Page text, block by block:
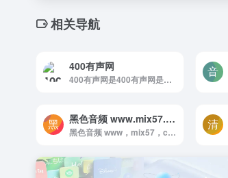
相关导航
400有声网
400有声网是400有声网是一家专业的声音音效分享平台，收集了国内外众多音效素材，拥有庞大的声音资源库和音效库，满足抖音快手短视频平台、个人手机铃声、影视后期、游戏配乐等领域的音频素材...
黑色音频 www.mix57.com 专业包房DJ 舞曲资源下载基地!
黑色音频 www，mix57，com 专业包房DJ 舞曲资源下载基地!官网，打造中国DJ音乐文化，每天同步国内外DJ舞曲，高品质数字音乐在线试听及下载，全方位满足DJ工作者及音乐爱好者的需求。